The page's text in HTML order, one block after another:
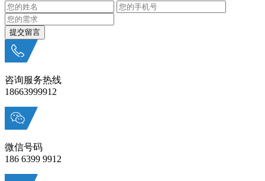
咨询服务热线
18663999912
微信号码
186 6399 9912